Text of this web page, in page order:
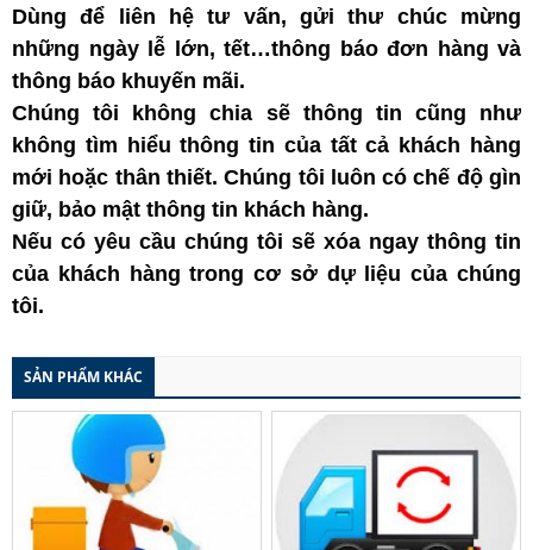
Dùng để liên hệ tư vấn, gửi thư chúc mừng
những ngày lễ lớn, tết…thông báo đơn hàng và
thông báo khuyến mãi.
Chúng tôi không chia sẽ thông tin cũng như
không tìm hiểu thông tin của tất cả khách hàng
mới hoặc thân thiết. Chúng tôi luôn có chế độ gìn
giữ, bảo mật thông tin khách hàng.
Nếu có yêu cầu chúng tôi sẽ xóa ngay thông tin
của khách hàng trong cơ sở dự liệu của chúng
tôi.
SẢN PHẨM KHÁC